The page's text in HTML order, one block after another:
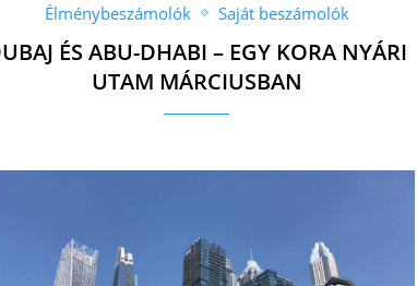
Élménybeszámolók
Saját beszámolók
ÉS ABU-DHABI – EGY KORA NYÁRI
UTAM MÁRCIUSBAN